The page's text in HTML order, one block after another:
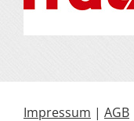
Impressum | AGB